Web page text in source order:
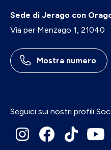
Sede di Jerago con
Via per Menzago 1, 21040
Mostra numero
Seguici sui nostri profili